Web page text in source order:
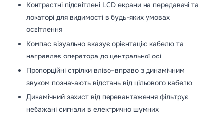
Контрастні підсвітлені LCD екрани на передавачі та
локаторі для видимості в будь-яких умовах
освітлення
Компас візуально вказує орієнтацію кабелю та
направляє оператора до центральної осі
Пропорційні стрілки вліво–вправо з динамічним
звуком позначають відстань від цільового кабелю
Динамічний захист від перевантаження фільтрує
небажані сигнали в електрично шумних